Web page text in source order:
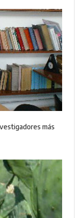
más